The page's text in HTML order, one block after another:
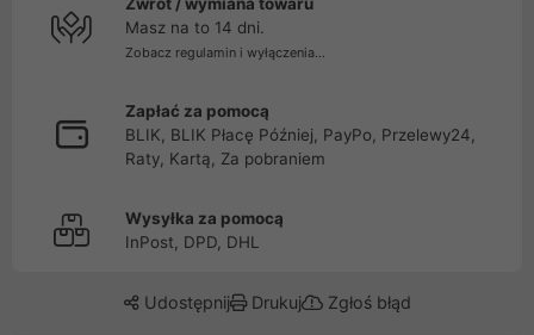
Masz na to 14 dni.
Zobacz regulamin i wyłączenia...
Zapłać za pomocą
BLIK, BLIK Płacę Później, PayPo, Przelewy24,
Raty, Kartą, Za pobraniem
Wysyłka za pomocą
InPost, DPD, DHL
Udostępnij Drukuj Zgłoś błąd